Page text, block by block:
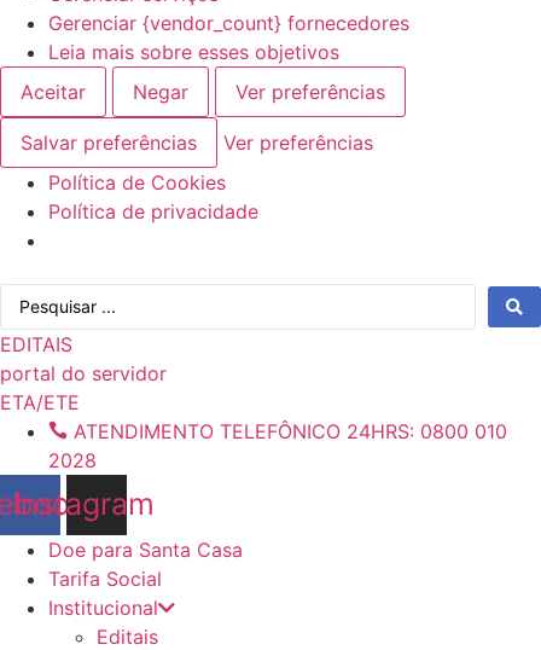
Gerenciar {vendor_count} fornecedores
Leia mais sobre esses objetivos
Aceitar
Negar Ver preferências
Salvar preferências
Ver preferências
Política de Cookies
Política de privacidade
para
o
conteúdo
Pesquisar
EDITAIS
portal do servidor
ETA/ETE
ATENDIMENTO TELEFÔNICO 24HRS: 0800 010
2028
Instagram
Doe para Santa Casa
Tarifa Social
Institucional
Editais